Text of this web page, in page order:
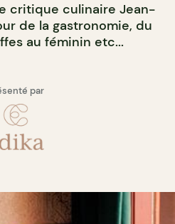
critique culinaire Jean-
de la gastronomie, du
au féminin etc...
par